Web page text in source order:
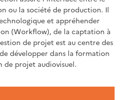
ou la société de production. Il
et appréhender
(Workflow), de la captation à
de projet est au centre des
développer dans la formation
projet audiovisuel.